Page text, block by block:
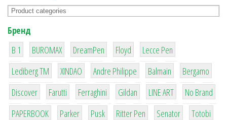
Бренд
B 1
1
BUROMAX
1
DreamPen
2
Floyd
2
Lecce Pen
3
Lediberg ТМ
3
XINDAO
1
Andre Philippe
4
Balmain
26
Bergamo
64
Discover
299
Farutti
4
Ferraghini
42
Gildan
4
LINE ART
90
No Brand
8
PAPERBOOK
6
Parker
2
Pusk
22
Ritter Pen
15
Senator
43
Totobi